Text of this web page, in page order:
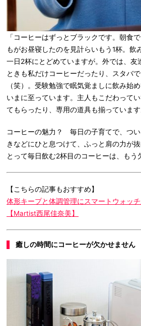
「コーヒーはずっとブラックです。朝食
もがお昼寝したのを見計らいもう1杯。飲
一日2杯にとどめていますが。外では、友
ときも私だけコーヒーだったり、スタバ
（笑）。受験勉強で眠気覚ましに飲み始
いまに至っています。主人もこだわって
てもらったり、専用の道具も揃っています
コーヒーの魅力？ 毎日の子育てで、つ
きなどにひと息つけて、ふっと肩の力が
とって毎日飲む2杯目のコーヒーは、もう
【こちらの記事もおすすめ】
体形キープと体調管理にスマートウォッチ
【Martist西尾佳奈美】
癒しの時間にコーヒーが欠かせません